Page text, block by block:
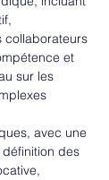
collaborateurs
et
sur les
avec une
des